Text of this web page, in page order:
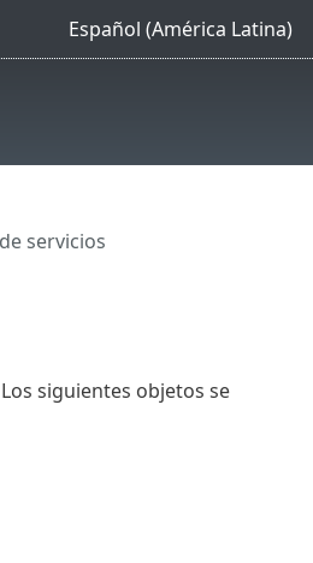
Español (América Latina)
servicios
siguientes objetos se